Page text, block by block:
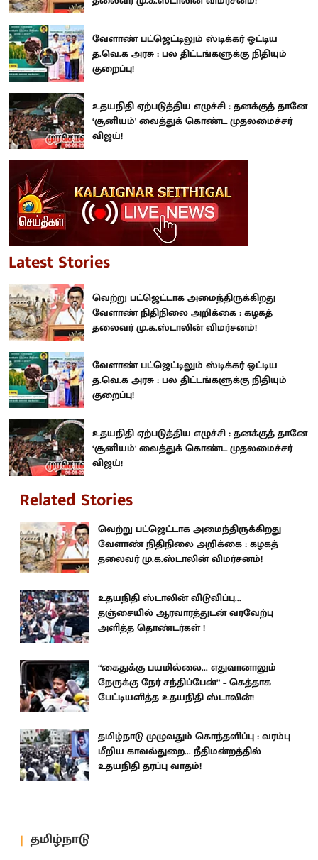
வேளாண் பட்ஜெட்டிலும் ஸ்டிக்கர் ஒட்டிய
த.வெ.க அரசு : பல திட்டங்களுக்கு நிதியும்
குறைப்பு!
உதயநிதி ஏற்படுத்திய எழுச்சி : தனக்குத் தானே
‘சூனியம்' வைத்துக் கொண்ட முதலமைச்சர்
விஜய்!
Latest Stories
வெற்று பட்ஜெட்டாக அமைந்திருக்கிறது
வேளாண் நிதிநிலை அறிக்கை : கழகத்
தலைவர் மு.க.ஸ்டாலின் விமர்சனம்!
வேளாண் பட்ஜெட்டிலும் ஸ்டிக்கர் ஒட்டிய
த.வெ.க அரசு : பல திட்டங்களுக்கு நிதியும்
குறைப்பு!
உதயநிதி ஏற்படுத்திய எழுச்சி : தனக்குத் தானே
‘சூனியம்' வைத்துக் கொண்ட முதலமைச்சர்
விஜய்!
Related Stories
வெற்று பட்ஜெட்டாக அமைந்திருக்கிறது
வேளாண் நிதிநிலை அறிக்கை : கழகத்
தலைவர் மு.க.ஸ்டாலின் விமர்சனம்!
உதயநிதி ஸ்டாலின் விடுவிப்பு...
தஞ்சையில் ஆரவாரத்துடன் வரவேற்பு
அளித்த தொண்டர்கள் !
“கைதுக்கு பயமில்லை... எதுவானாலும்
நேருக்கு நேர் சந்திப்பேன்” – கெத்தாக
பேட்டியளித்த உதயநிதி ஸ்டாலின்!
தமிழ்நாடு முழுவதும் கொந்தளிப்பு : வரம்பு
மீறிய காவல்துறை... நீதிமன்றத்தில்
உதயநிதி தரப்பு வாதம்!
தமிழ்நாடு